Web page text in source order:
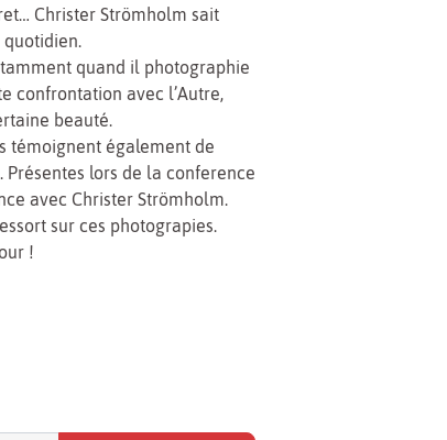
Christer Strömholm sait
quotidien.
quand il photographie
confrontation avec l’Autre,
beauté.
témoignent également de
lors de la conference
avec Christer Strömholm.
sur ces photograpies.
!